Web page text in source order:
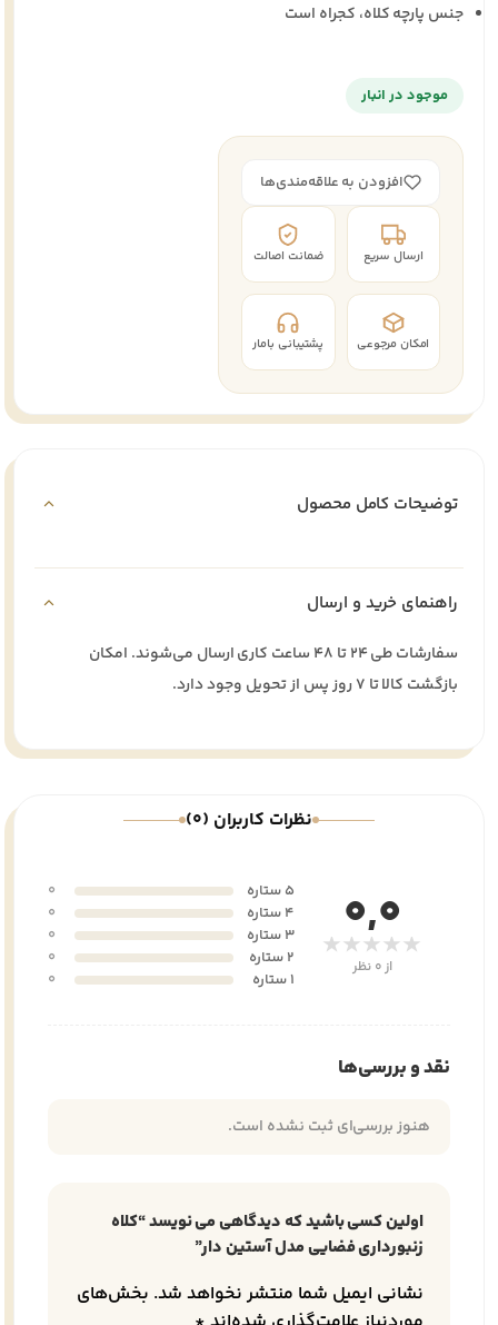
جنس پارچه کلاه، کجراه است
موجود در انبار
افزودن به علاقه‌مندی‌ها
ارسال سریع ضمانت اصالت
امکان مرجوعی پشتیبانی بامار
توضیحات کامل محصول
راهنمای خرید و ارسال
سفارشات طی ۲۴ تا ۴۸ ساعت کاری ارسال می‌شوند. امکان
بازگشت کالا تا ۷ روز پس از تحویل وجود دارد.
نظرات کاربران (0)
0,0
★★★★★
از 0 نظر
5 ستاره
0
4 ستاره
0
3 ستاره
0
2 ستاره
0
0
نقد و بررسی‌ها
هنوز بررسی‌ای ثبت نشده است.
اولین کسی باشید که دیدگاهی می نویسد “کلاه
زنبورداری فضایی مدل آستین دار”
نشانی ایمیل شما منتشر نخواهد شد. بخش‌های